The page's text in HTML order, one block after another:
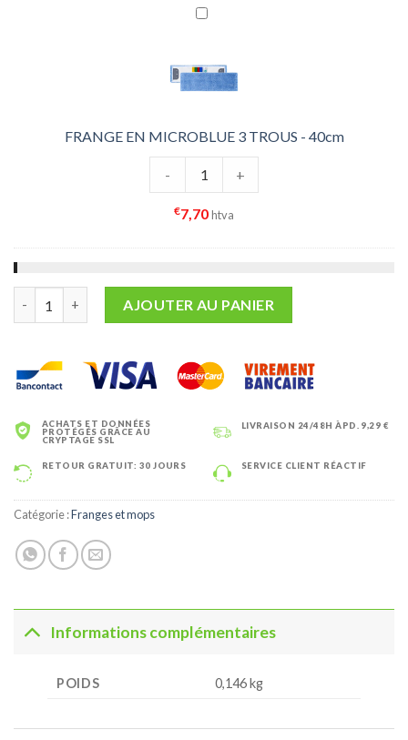
FRANGE EN MICROBLUE 3 TROUS - 40cm
- +
€7,70htva
AJOUTER AU PANIER
ACHATS ET DONNÉES
PROTÉGÉS GRÂCE AU
CRYPTAGE SSL
LIVRAISON 24/48H ÀPD. 9,29 €
RETOUR GRATUIT: 30 JOURS SERVICE CLIENT RÉACTIF
Catégorie :Franges et mops
Informations complémentaires
POIDS 0,146 kg